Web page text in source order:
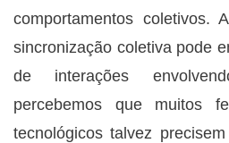
comportamentos coletivos.
sincronização coletiva pode
de interações
percebemos que muitos
tecnológicos talvez